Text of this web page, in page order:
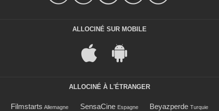
ALLOCINÉ SUR MOBILE
ALLOCINÉ À L'ÉTRANGER
Filmstarts Allemagne SensaCine Espagne Beyazperde Turquie